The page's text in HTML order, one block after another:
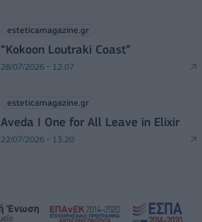
esteticamagazine.gr
“Kokoon Loutraki Coast”
28/07/2026 - 12:07
esteticamagazine.gr
Aveda I One for All Leave in Elixir
22/07/2026 - 13:20